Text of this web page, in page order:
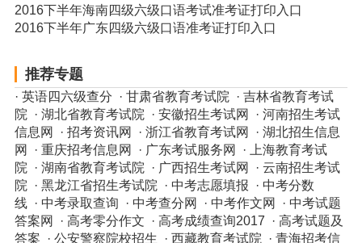
2016下半年海南四级六级口语考试准考证打印入口
2016下半年广东四级六级口语准考证打印入口
推荐专题
· 英语四六级查分 · 甘肃省教育考试院 · 吉林省教育考试
院 · 湖北省教育考试院 · 安徽招生考试网 · 河南招生考试
信息网
· 招考资讯网 · 浙江省教育考试网 · 湖北招生信息
网
· 重庆招考信息网 · 广东考试服务网 ·
上海教育考试
院 · 湖南省教育考试院 · 广西招生考试网 · 云南招生考试
院 · 黑龙江省招生考试院 · 中考志愿填报 · 中考分数
线 · 中考录取查询 · 中考查分网 · 中考作文网 · 中考试题
答案网
· 高考零分作文 · 高考成绩查询2017 · 高考试题及
答案 · 公安警察院校招生 · 西藏教育考试院 · 青海招考信